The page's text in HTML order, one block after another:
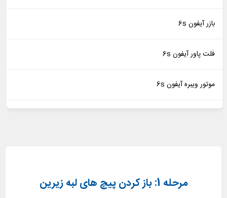
بازر آیفون 6s
فلت پاور آیفون 6s
موتور ویبره آیفون 6s
مرحله 1: باز کردن پیچ های لبه زیرین